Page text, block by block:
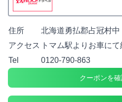
住所
北海道勇払郡占冠
アクセス トマム駅よりお車に
Tel
0120-790-863
クーポンを